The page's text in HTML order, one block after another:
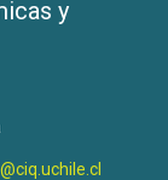
y